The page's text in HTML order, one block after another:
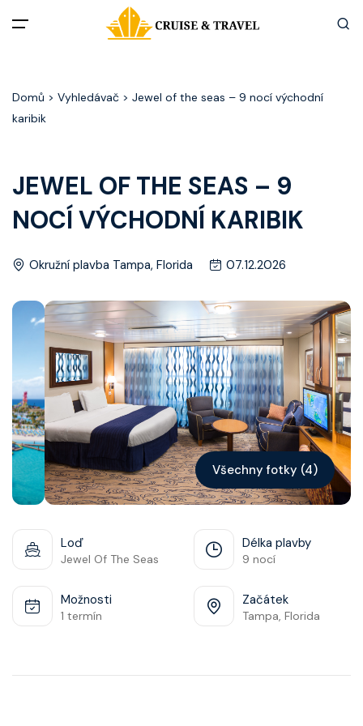
Akční nabídky
Zážitky z plaveb
Články
Kontakt
Vyhledat plavbu
Domů > Vyhledávač > Jewel of the seas – 9 nocí východní
karibik
JEWEL OF THE SEAS – 9
NOCÍ VÝCHODNÍ KARIBIK
Okružní plavba Tampa, Florida 07.12.2026
Všechny fotky (4)
Loď
Jewel Of The Seas
Délka plavby
9 nocí
Možnosti
1 termín
Začátek
Tampa, Florida